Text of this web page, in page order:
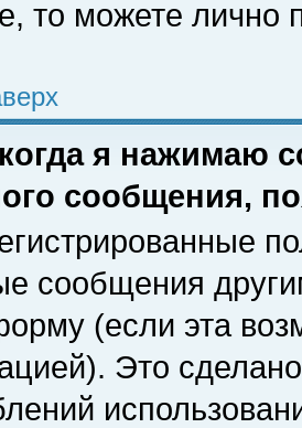
то можете лично
я нажимаю
сообщения,
сообщения
(если эта
Это